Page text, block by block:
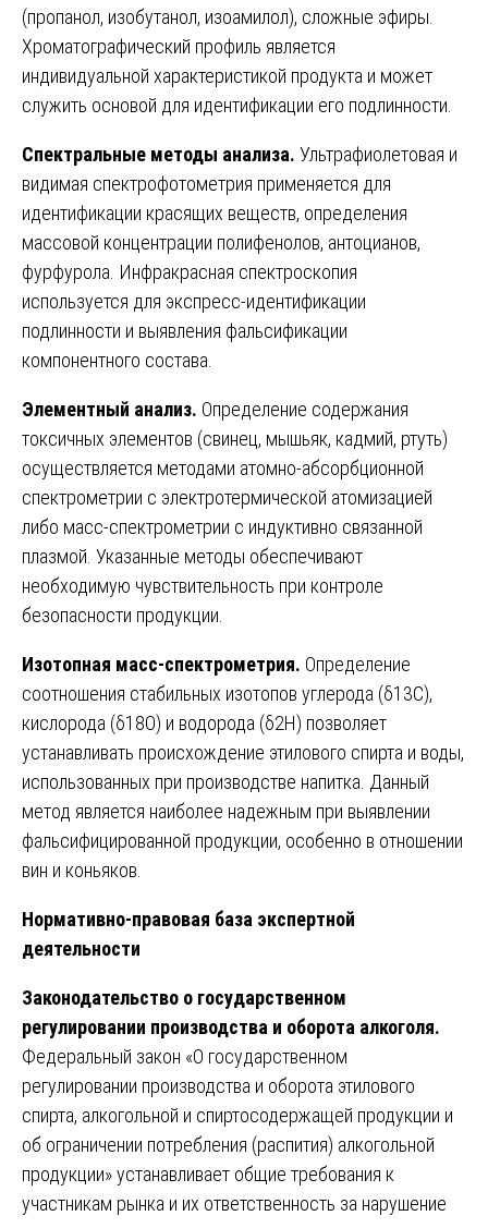
(пропанол, изобутанол, изоамилол), сложные эфиры.
Хроматографический профиль является
индивидуальной характеристикой продукта и может
служить основой для идентификации его подлинности.
Спектральные методы анализа. Ультрафиолетовая и
видимая спектрофотометрия применяется для
идентификации красящих веществ, определения
массовой концентрации полифенолов, антоцианов,
фурфурола. Инфракрасная спектроскопия
используется для экспресс-идентификации
подлинности и выявления фальсификации
компонентного состава.
Элементный анализ. Определение содержания
токсичных элементов (свинец, мышьяк, кадмий, ртуть)
осуществляется методами атомно-абсорбционной
спектрометрии с электротермической атомизацией
либо масс-спектрометрии с индуктивно связанной
плазмой. Указанные методы обеспечивают
необходимую чувствительность при контроле
безопасности продукции.
Изотопная масс-спектрометрия. Определение
соотношения стабильных изотопов углерода (δ13С),
кислорода (δ18О) и водорода (δ2Н) позволяет
устанавливать происхождение этилового спирта и воды,
использованных при производстве напитка. Данный
метод является наиболее надежным при выявлении
фальсифицированной продукции, особенно в отношении
вин и коньяков.
Нормативно-правовая база экспертной
деятельности
Законодательство о государственном
регулировании производства и оборота алкоголя.
Федеральный закон «О государственном
регулировании производства и оборота этилового
спирта, алкогольной и спиртосодержащей продукции и
об ограничении потребления (распития) алкогольной
продукции» устанавливает общие требования к
участникам рынка и их ответственность за нарушение